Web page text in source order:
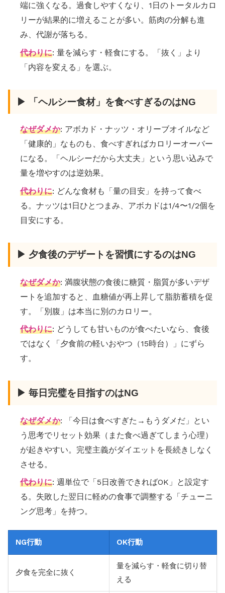
端に強くなる。過食しやすくなり、1日のトータルカロ
リーが結果的に増えることが多い。筋肉の分解も進
み、代謝が落ちる。
代わりに: 量を減らす・軽食にする。「抜く」より
「内容を変える」を選ぶ。
▶ 「ヘルシー食材」を食べすぎるのはNG
なぜダメか: アボカド・ナッツ・オリーブオイルなど
「健康的」なものも、食べすぎればカロリーオーバー
になる。「ヘルシーだから大丈夫」という思い込みで
量を増やすのは逆効果。
代わりに: どんな食材も「量の目安」を持って食べ
る。ナッツは1日ひとつまみ、アボカドは1/4〜1/2個を
目安にする。
▶ 夕食後のデザートを習慣にするのはNG
なぜダメか: 満腹状態の食後に糖質・脂質が多いデザ
ートを追加すると、血糖値が再上昇して脂肪蓄積を促
す。「別腹」は本当に別のカロリー。
代わりに: どうしても甘いものが食べたいなら、食後
ではなく「夕食前の軽いおやつ（15時台）」にずら
す。
▶ 毎日完璧を目指すのはNG
なぜダメか: 「今日は食べすぎた→もうダメだ」とい
う思考でリセット効果（また食べ過ぎてしまう心理）
が起きやすい。完璧主義がダイエットを長続きしなく
させる。
代わりに: 週単位で「5日改善できればOK」と設定す
る。失敗した翌日に軽めの食事で調整する「チューニ
ング思考」を持つ。
NG行動 OK行動
夕食を完全に抜く
量を減らす・軽食に切り替
える